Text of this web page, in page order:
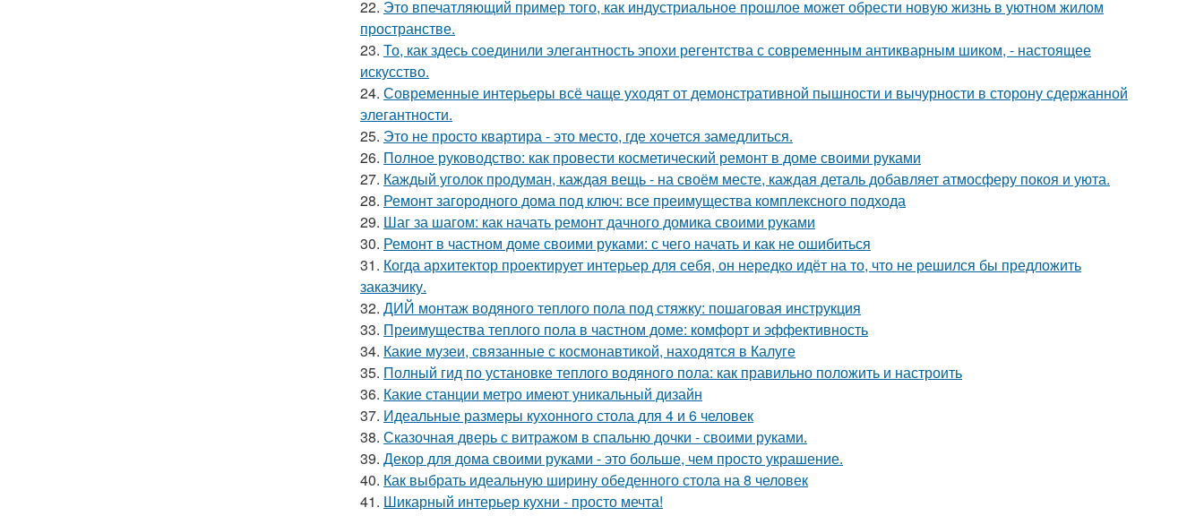
22. Это впечатляющий пример того, как индустриальное прошлое может обрести новую жизнь в уютном жилом
пространстве.
23. То, как здесь соединили элегантность эпохи регентства с современным антикварным шиком, - настоящее
искусство.
24. Современные интерьеры всё чаще уходят от демонстративной пышности и вычурности в сторону сдержанной
элегантности.
25. Это не просто квартира - это место, где хочется замедлиться.
26. Полное руководство: как провести косметический ремонт в доме своими руками
27. Каждый уголок продуман, каждая вещь - на своём месте, каждая деталь добавляет атмосферу покоя и уюта.
28. Ремонт загородного дома под ключ: все преимущества комплексного подхода
29. Шаг за шагом: как начать ремонт дачного домика своими руками
30. Ремонт в частном доме своими руками: с чего начать и как не ошибиться
31. Когда архитектор проектирует интерьер для себя, он нередко идёт на то, что не решился бы предложить
заказчику.
32. ДИЙ монтаж водяного теплого пола под стяжку: пошаговая инструкция
33. Преимущества теплого пола в частном доме: комфорт и эффективность
34. Какие музеи, связанные с космонавтикой, находятся в Калуге
35. Полный гид по установке теплого водяного пола: как правильно положить и настроить
36. Какие станции метро имеют уникальный дизайн
37. Идеальные размеры кухонного стола для 4 и 6 человек
38. Сказочная дверь с витражом в спальню дочки - своими руками.
39. Декор для дома своими руками - это больше, чем просто украшение.
40. Как выбрать идеальную ширину обеденного стола на 8 человек
41. Шикарный интерьер кухни - просто мечта!